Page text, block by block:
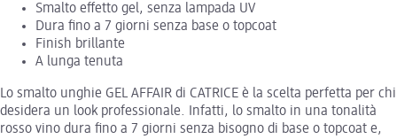
Smalto effetto gel, senza lampada UV
Dura fino a 7 giorni senza base o topcoat
Finish brillante
A lunga tenuta
Lo smalto unghie GEL AFFAIR di CATRICE è la scelta perfetta per chi
desidera un look professionale. Infatti, lo smalto in una tonalità
rosso vino dura fino a 7 giorni senza bisogno di base o topcoat e,